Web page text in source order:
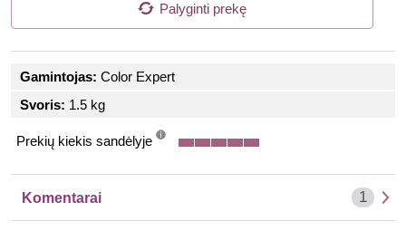
Palyginti prekę
Gamintojas: Color Expert
Svoris: 1.5 kg
Prekių kiekis sandėlyje
Komentarai 1